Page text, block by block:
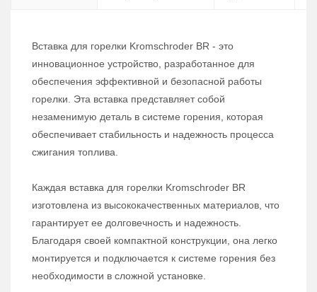
Вставка для горелки Kromschroder BR - это
инновационное устройство, разработанное для
обеспечения эффективной и безопасной работы
горелки. Эта вставка представляет собой
незаменимую деталь в системе горения, которая
обеспечивает стабильность и надежность процесса
сжигания топлива.
Каждая вставка для горелки Kromschroder BR
изготовлена из высококачественных материалов, что
гарантирует ее долговечность и надежность.
Благодаря своей компактной конструкции, она легко
монтируется и подключается к системе горения без
необходимости в сложной установке.